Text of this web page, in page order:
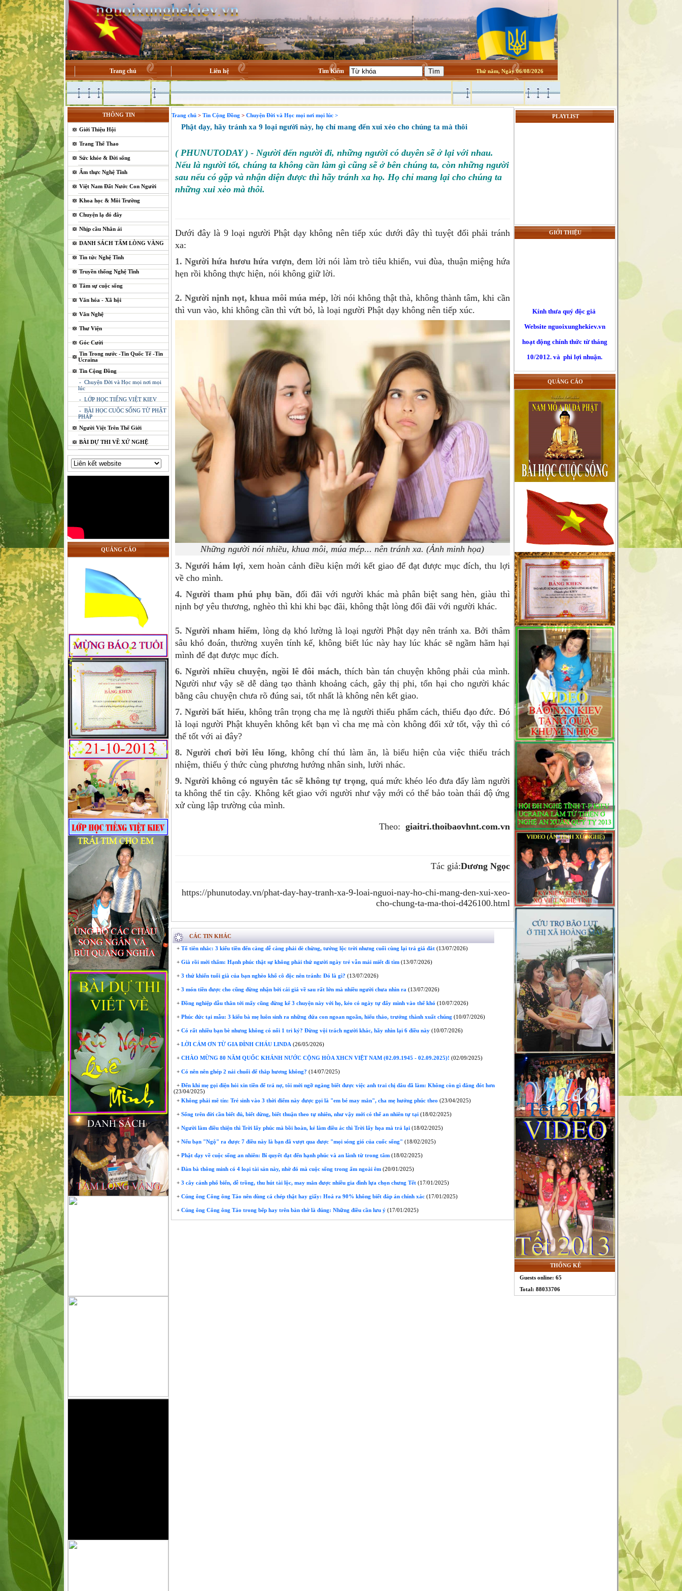
Trang chủ Liên hệ Tìm Kiếm Thứ năm, Ngày 06/08/2026
THÔNG TIN
Giới Thiệu Hội
Trang Thể Thao
Sức khỏe & Đời sống
Ẩm thực Nghệ Tĩnh
Việt Nam Đất Nước Con Người
Khoa học & Môi Trường
Chuyện lạ đó đây
Nhịp cầu Nhân ái
DANH SÁCH TẤM LÒNG VÀNG
Tin tức Nghệ Tĩnh
Truyền thống Nghệ Tĩnh
Tâm sự cuộc sống
Văn hóa - Xã hội
Văn Nghệ
Thư Viện
Góc Cười
Tin Trong nước -Tin Quốc Tế -Tin
Ucraina
Tin Cộng Đồng
- Chuyện Đời và Học mọi nơi mọi
lúc
- LỚP HỌC TIẾNG VIỆT KIEV
- BÀI HỌC CUỘC SỐNG TỪ PHẬT
PHÁP
Người Việt Trên Thế Giới
BÀI DỰ THI VỀ XỨ NGHỆ
QUẢNG CÁO
Trang chủ > Tin Cộng Đồng > Chuyện Đời và Học mọi nơi mọi lúc >
Phật dạy, hãy tránh xa 9 loại người này, họ chỉ mang đến xui xẻo cho chúng ta mà thôi
( PHUNUTODAY ) - Người đến người đi, những người có duyên sẽ ở lại với nhau.
Nếu là người tốt, chúng ta không cần làm gì cũng sẽ ở bên chúng ta, còn những người
sau nếu có gặp và nhận diện được thì hãy tránh xa họ. Họ chỉ mang lại cho chúng ta
những xui xẻo mà thôi.
Dưới đây là 9 loại người Phật dạy không nên tiếp xúc dưới đây thì tuyệt đối phải tránh
xa:
1. Người hứa hươu hứa vượn, đem lời nói làm trò tiêu khiển, vui đùa, thuận miệng hứa
hẹn rồi không thực hiện, nói không giữ lời.
2. Người nịnh nọt, khua môi múa mép, lời nói không thật thà, không thành tâm, khi cần
thì vun vào, khi không cần thì vứt bỏ, là loại người Phật dạy không nên tiếp xúc.
Những người nói nhiều, khua môi, múa mép... nên tránh xa. (Ảnh minh họa)
3. Ngưới hám lợi, xem hoàn cảnh điều kiện mới kết giao để đạt được mục đích, thu lợi
về cho mình.
4. Người tham phú phụ bần, đối đãi với người khác mà phân biệt sang hèn, giàu thì
nịnh bợ yêu thương, nghèo thì khi khi bạc đãi, không thật lòng đối đãi với người khác.
5. Người nham hiểm, lòng dạ khó lường là loại người Phật dạy nên tránh xa. Bởi thâm
sâu khó đoán, thường xuyên tính kế, không biết lúc này hay lúc khác sẽ ngầm hãm hại
mình để đạt được mục đích.
6. Người nhiều chuyện, ngồi lê đôi mách, thích bàn tán chuyện không phải của mình.
Người như vậy sẽ dễ dàng tạo thành khoảng cách, gây thị phi, tổn hại cho người khác
bằng câu chuyện chưa rõ đúng sai, tốt nhất là không nên kết giao.
7. Người bất hiếu, không trân trọng cha mẹ là người thiếu phẩm cách, thiếu đạo đức. Đó
là loại người Phật khuyên không kết bạn vì cha mẹ mà còn không đối xử tốt, vậy thì có
thể tốt với ai đây?
8. Người chơi bời lêu lổng, không chí thú làm ăn, là biểu hiện của việc thiếu trách
nhiệm, thiếu ý thức cùng phương hướng nhân sinh, lười nhác.
9. Người không có nguyên tắc sẽ không tự trọng, quá mức khéo léo đưa đẩy làm người
ta không thể tin cậy. Không kết giao với người như vậy mới có thể bảo toàn thái độ ứng
xử cùng lập trường của mình.
Theo: giaitri.thoibaovhnt.com.vn
Tác giả:Dương Ngọc
https://phunutoday.vn/phat-day-hay-tranh-xa-9-loai-nguoi-nay-ho-chi-mang-den-xui-xeo-
cho-chung-ta-ma-thoi-d426100.html
CÁC TIN KHÁC
+Tổ tiên nhắc: 3 kiểu tiền đến càng dễ càng phải dè chừng, tưởng lộc trời nhưng cuối cùng lại trả giá đắt(13/07/2026)
+Già rồi mới thấm: Hạnh phúc thật sự không phải thứ người ngày trẻ vẫn mải miết đi tìm(13/07/2026)
+3 thứ khiến tuổi già của bạn nghèo khổ cô độc nên tránh: Đó là gì? (13/07/2026)
+3 món tiền được cho cũng đừng nhận bởi cái giá về sau rất lớn mà nhiều người chưa nhìn ra (13/07/2026)
+Đồng nghiệp dẫu thân tới mấy cũng đừng kể 3 chuyện này với họ, kẻo có ngày tự đẩy mình vào thế khó (10/07/2026)
+Phúc đức tại mẫu: 3 kiểu bà mẹ luôn sinh ra những đứa con ngoan ngoãn, hiếu thảo, trưởng thành xuất chúng (10/07/2026)
+Có rất nhiều bạn bè nhưng không có nổi 1 tri kỷ? Đừng vội trách người khác, hãy nhìn lại 6 điều này(10/07/2026)
+LỜI CẢM ƠN TỪ GIA ĐÌNH CHÁU LINDA (26/05/2026)
+CHÀO MỪNG 80 NĂM QUỐC KHÁNH NƯỚC CỘNG HÒA XHCN VIỆT NAM (02.09.1945 - 02.09.2025)! (02/09/2025)
+Có nên nên ghép 2 nải chuối để thắp hương không? (14/07/2025)
+Đến khi mẹ gọi điện hỏi xin tiền để trả nợ, tôi mới ngỡ ngàng biết được việc anh trai chị dâu đã làm: Không còn gì đắng đót hơn
(23/04/2025)
+Không phải mê tín: Trẻ sinh vào 3 thời điểm này được gọi là "em bé may mắn", cha mẹ hưởng phúc theo (23/04/2025)
+Sống trên đời cần biết đủ, biết dừng, biết thuận theo tự nhiên, như vậy mới có thể an nhiên tự tại(18/02/2025)
+Người làm điều thiện thì Trời lấy phúc mà bồi hoàn, kẻ làm điều ác thì Trời lấy họa mà trả lại(18/02/2025)
+Nếu bạn "Ngộ" ra được 7 điều này là bạn đã vượt qua được "mọi sóng gió của cuốc sống" (18/02/2025)
+Phật dạy về cuộc sống an nhiên: Bí quyết đạt đến hạnh phúc và an lành từ trong tâm(18/02/2025)
+Đàn bà thông minh có 4 loại tài sản này, nhờ đó mà cuộc sống trong ấm ngoài êm(20/01/2025)
+3 cây cảnh phổ biến, dễ trồng, thu hút tài lộc, may mắn được nhiều gia đình lựa chọn chưng Tết(17/01/2025)
+Cúng ông Công ông Táo nên dùng cá chép thật hay giấy: Hoá ra 90% không biết đáp án chính xác(17/01/2025)
+Cúng ông Công ông Táo trong bếp hay trên bàn thờ là đúng: Những điều cần lưu ý(17/01/2025)
PLAYLIST
GIỚI THIỆU
Website nguoixunghekiev.vn
hoạt động chính thức từ tháng
10/2012. và phi lợi nhuận.
Trang tin đăng tải tin tức
của cộng đồng người Việt tại
Kiev
và toàn Ucraina, đồng thời lấy
tin
từ các trang báo mạng khác trên
nguyên tắc trích dẫn nguyên bản
đường nguồn chính. Là những
người làm báo không chuyên nên
chắc chắn sẽ gặp sai sót không
mong muốn, chúng tôi sẽ tiếp thu
chân thành những góp ý xây
dựng
của quý độc giả để cho trang tin
ngày càng hoàn thiện hơn, xin
gửi
về mục liên hệ trên mặt báo .
QUẢNG CÁO
THỐNG KÊ
Guests online: 65
Total: 88033706